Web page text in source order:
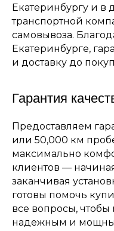
Екатеринбургу и в
транспортной
самовывоза.
Екатеринбурге,
и доставку до
Гарантия
Предоставляем
или 50,000 км
максимально
клиентов —
заканчивая
готовы помочь
все вопросы, чтобы
надежным и